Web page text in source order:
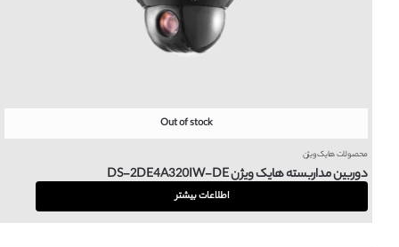
Out of stock
محصولات هایک ویژن
دوربین مداربسته هایک ویژن DS-2DE4A320IW-DE
اطلاعات بیشتر